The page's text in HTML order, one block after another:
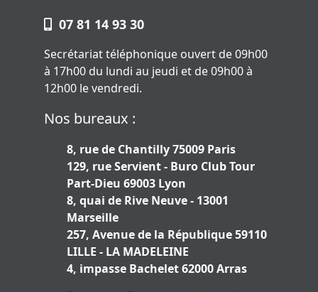
07 81 14 93 30
Secrétariat téléphonique ouvert de 09h00
à 17h00 du lundi au jeudi et de 09h00 à
12h00 le vendredi.
Nos bureaux :
8, rue de Chantilly 75009 Paris
129, rue Servient - Buro Club Tour
Part-Dieu 69003 Lyon
8, quai de Rive Neuve - 13001
Marseille
257, Avenue de la République 59110
LILLE - LA MADELEINE
4, impasse Bachelet 62000 Arras